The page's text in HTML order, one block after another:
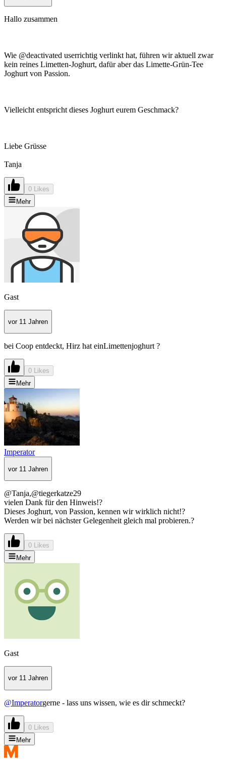
Hallo zusammen
Wie @deactivated userrichtig verlinkt hat, führen wir aktuell zwar
kein reines Limetten-Joghurt, dafür aber das Limette-Grün-Tee
Joghurt von Passion.
Vielleicht entspricht dieses Joghurt eurem Geschmack?
Liebe Grüsse
Tanja
0 Likes
Mehr
Gast
vor 11 Jahren
bei Coop entdeckt, Hirz hat einLimettenjoghurt ?
0 Likes
Mehr
Imperator
vor 11 Jahren
@Tanja,@tiegerkatze29
vielen Dank für den Hinweis!?
Dieses Joghurt, von Passion, kennen wir wirklich nicht!?
Werden wir bei nächster Gelegenheit gleich mal probieren.?
0 Likes
Mehr
Gast
vor 11 Jahren
@Imperatorgerne - lass uns wissen, wie es dir schmeckt?
0 Likes
Mehr